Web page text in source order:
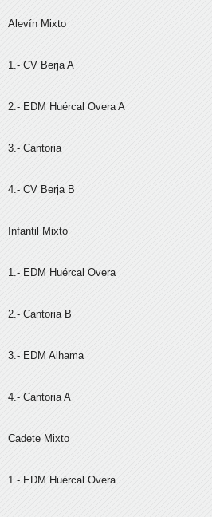
Alevín Mixto
1.- CV Berja A
2.- EDM Huércal Overa A
3.- Cantoria
4.- CV Berja B
Infantil Mixto
1.- EDM Huércal Overa
2.- Cantoria B
3.- EDM Alhama
4.- Cantoria A
Cadete Mixto
1.- EDM Huércal Overa